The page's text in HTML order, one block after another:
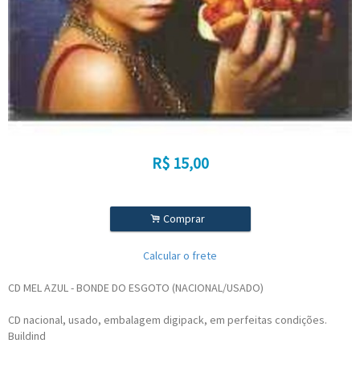
R$ 15,00
. Comprar
Calcular o frete
CD MEL AZUL - BONDE DO ESGOTO (NACIONAL/USADO)
CD nacional, usado, embalagem digipack, em perfeitas condições.
Buildind